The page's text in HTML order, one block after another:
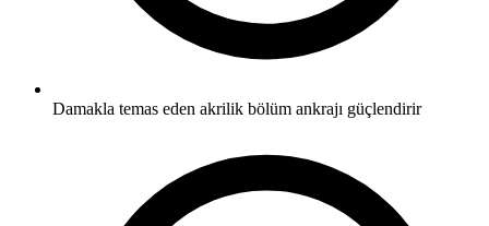
Damakla temas eden akrilik bölüm ankrajı güçlendirir